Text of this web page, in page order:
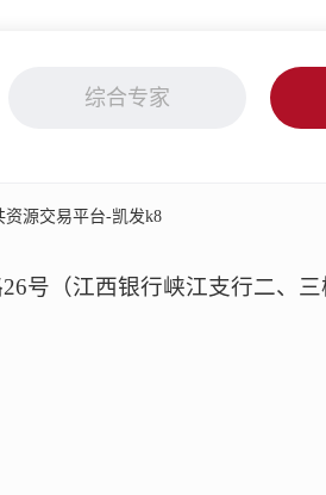
综合专家
资源交易平台-凯发k8
号（江西银行峡江支行二、三